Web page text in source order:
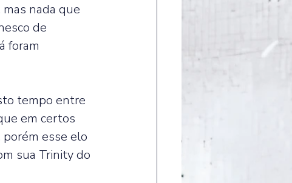
nada que
de
foram
tempo entre
em certos
esse elo
sua Trinity do